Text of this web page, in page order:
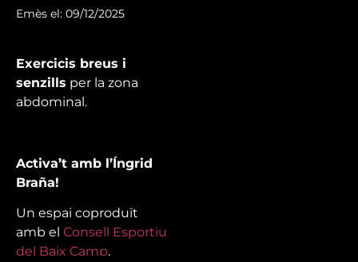
Emès el: 09/12/2025
Exercicis breus i
senzills per la zona
abdominal.
Activa’t amb l’Íngrid
Braña!
Un espai coproduït
amb el Consell Esportiu
del Baix Camp.